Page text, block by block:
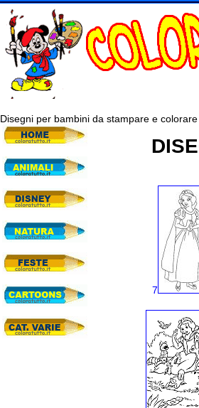
Disegni per bambini da stampare e colorare
7